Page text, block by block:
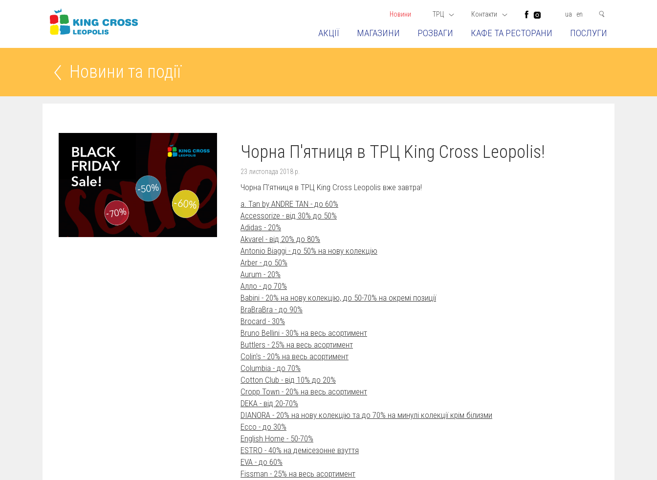
Новини ТРЦ Контакти ua en
АКЦІЇ МАГАЗИНИ РОЗВАГИ КАФЕ ТА РЕСТОРАНИ ПОСЛУГИ
Новини та події
Чорна П'ятниця в ТРЦ King Cross Leopolis!
23 листопада 2018 р.
Чорна П'ятниця в ТРЦ King Cross Leopolis вже завтра!
a. Tan by ANDRE TAN - до 60%
Accessorize - від 30% до 50%
Adidas - 20%
Akvarel - від 20% до 80%
Antonio Biaggi - до 50% на нову колекцію
Arber - до 50%
Aurum - 20%
Aлло - до 70%
Babini - 20% на нову колекцію, до 50-70% на окремі позиції
BraBraBra - до 90%
Brocard - 30%
Brunо Bellini - 30% на весь асортимент
Buttlers - 25% на весь асортимент
Colin's - 20% на весь асортимент
Columbia - до 70%
Cotton Club - від 10% до 20%
Cropp Town - 20% на весь асортимент
DEKA - від 20-70%
DIANORA - 20% на нову колекцію та до 70% на минулі колекції крім білизми
Ecco - до 30%
English Home - 50-70%
ESTRO - 40% на демісезонне взуття
EVA - до 60%
Fissman - 25% на весь асортимент